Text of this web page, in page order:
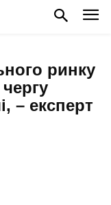
ринку
– експерт